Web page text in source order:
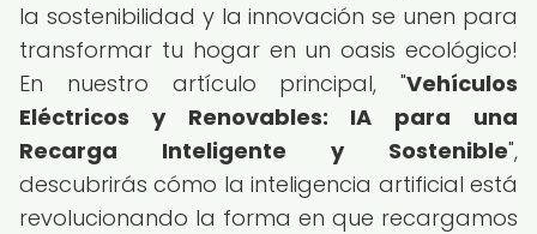
la sostenibilidad y la innovación se unen para
transformar tu hogar en un oasis ecológico!
En nuestro artículo principal, "Vehículos
Eléctricos y Renovables: IA para una
Recarga Inteligente y Sostenible",
descubrirás cómo la inteligencia artificial está
revolucionando la forma en que recargamos